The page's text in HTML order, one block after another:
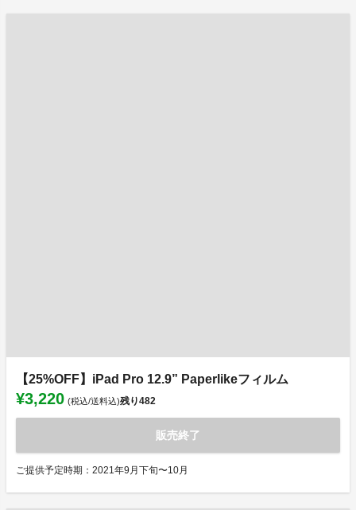
【25%OFF】iPad Pro 12.9” Paperlikeフィルム
¥3,220 (税込/送料込)残り482
販売終了
ご提供予定時期：2021年9月下旬〜10月